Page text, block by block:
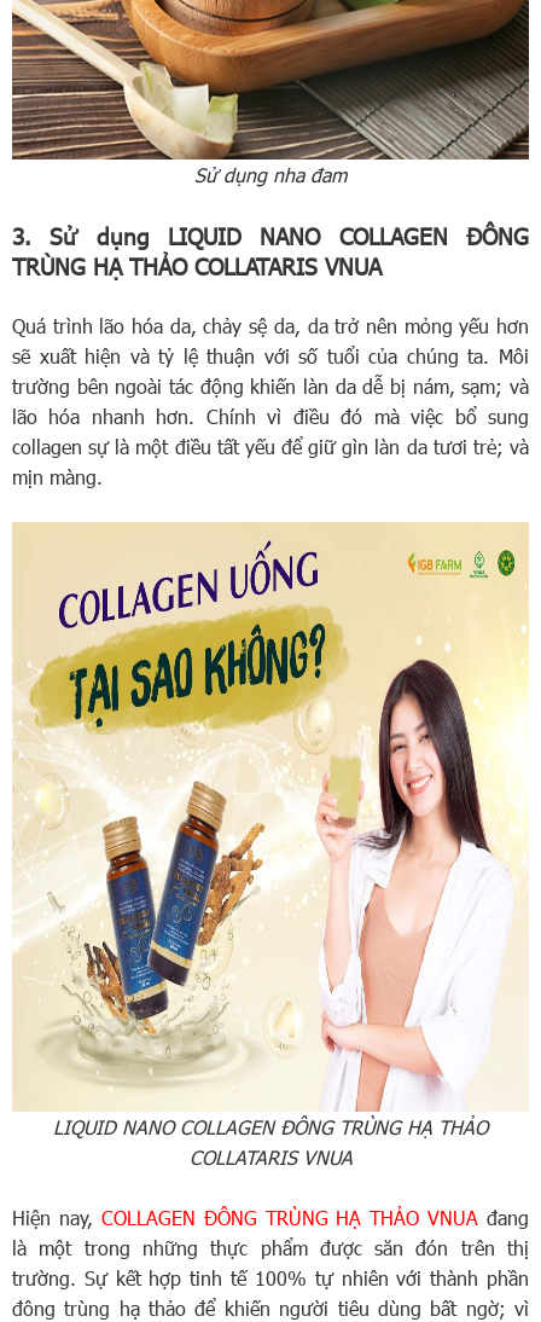
Sử dụng nha đam
3. Sử dụng LIQUID NANO COLLAGEN ĐÔNG
TRÙNG HẠ THẢO COLLATARIS VNUA
Quá trình lão hóa da, chảy sệ da, da trở nên mỏng yếu hơn
sẽ xuất hiện và tỷ lệ thuận với số tuổi của chúng ta. Môi
trường bên ngoài tác động khiến làn da dễ bị nám, sạm; và
lão hóa nhanh hơn. Chính vì điều đó mà việc bổ sung
collagen sự là một điều tất yếu để giữ gìn làn da tươi trẻ; và
mịn màng.
LIQUID NANO COLLAGEN ĐÔNG TRÙNG HẠ THẢO
COLLATARIS VNUA
Hiện nay, COLLAGEN ĐÔNG TRÙNG HẠ THẢO VNUA đang
là một trong những thực phẩm được săn đón trên thị
trường. Sự kết hợp tinh tế 100% tự nhiên với thành phần
đông trùng hạ thảo để khiến người tiêu dùng bất ngờ; vì